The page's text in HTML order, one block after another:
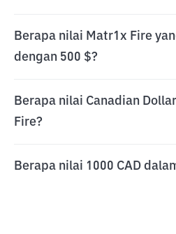
Berapa nilai Matr1x Fire
dengan 500 $?
Berapa nilai Canadian
Fire?
Berapa nilai 1000 CAD